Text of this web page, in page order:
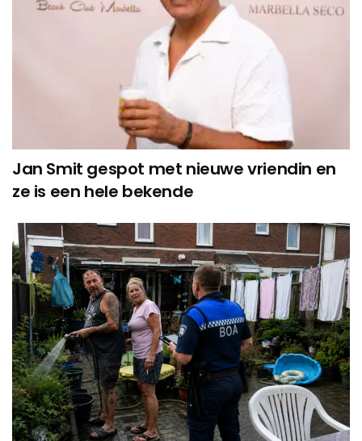
Jan Smit gespot met nieuwe vriendin en
ze is een hele bekende